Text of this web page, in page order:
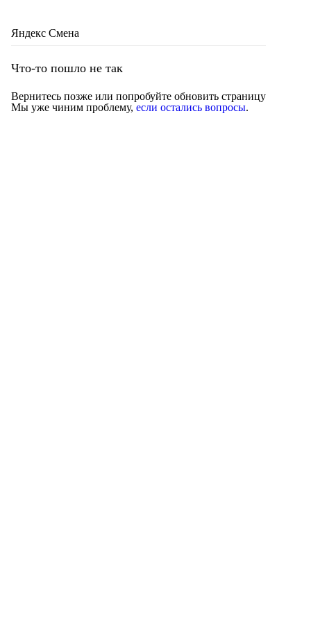
Яндекс Смена
Что-то пошло не так
Вернитесь позже или попробуйте обновить страницу
Мы уже чиним проблему, если остались вопросы.